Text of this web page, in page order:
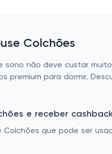
Colchões
não deve custar
premium para dormir.
e receber
Colchões que pode ser